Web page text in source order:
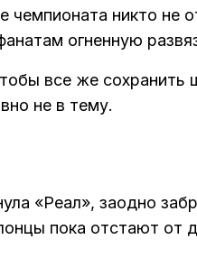
чемпионата никто не
огненную
все же сохранить
не в тему.
«Реал», заодно
пока отстают от